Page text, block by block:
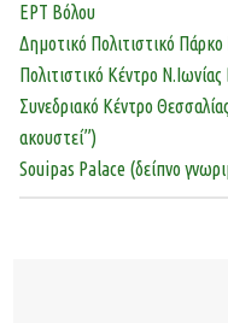
ΕΡΤ Βόλου
Δημοτικό Πολιτιστικό Πάρκο
Πολιτιστικό Κέντρο
Συνεδριακό Κέντρο
ακουστεί”)
Souipas Palace (δείπνο